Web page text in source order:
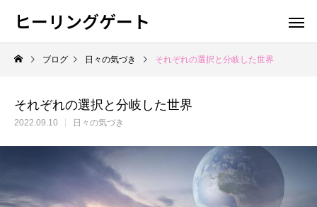
ヒーリングゲート
ブログ 日々の気づき それぞれの選択と分岐した世界
それぞれの選択と分岐した世界
2022.09.10 日々の気づき